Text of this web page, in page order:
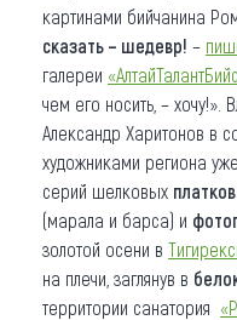
картинами бийчанина
сказать – шедевр! –
галереи
чем его носить, – хочу!».
Александр Харитонов в
художниками региона
серий шелковых
(марала и барса) и
золотой осени в
на плечи, заглянув в
территории санатория